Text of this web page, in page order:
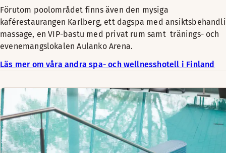
Förutom poolområdet finns även den mysiga
kaférestaurangen Karlberg, ett dagspa med
massage, en VIP-bastu med privat rum samt tränings- och
evenemangslokalen Aulanko Arena.
Läs mer om våra andra spa- och wellnesshotell i Finland